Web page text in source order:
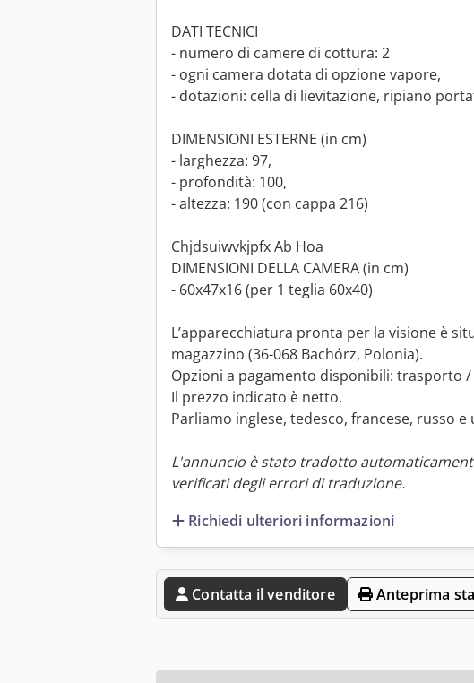
DATI TECNICI
- numero di camere di cottura: 2
- ogni camera dotata di opzione vapore,
- dotazioni: cella di lievitazione, ripiano
DIMENSIONI ESTERNE (in cm)
- larghezza: 97,
- profondità: 100,
- altezza: 190 (con cappa 216)
Chjdsuiwvkjpfx Ab Hoa
DIMENSIONI DELLA CAMERA (in cm)
- 60x47x16 (per 1 teglia 60x40)
L’apparecchiatura pronta per la visione è
magazzino (36-068 Bachórz, Polonia).
Opzioni a pagamento disponibili: trasporto
Il prezzo indicato è netto.
Parliamo inglese, tedesco, francese, russo e
L'annuncio è stato tradotto
verificati degli errori di traduzione.
Richiedi ulteriori informazioni
Contatta il venditore Anteprima